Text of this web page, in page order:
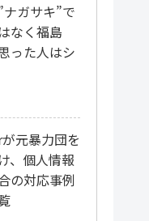
ガサキ”で
なく福島
った人はシ
元暴力団を
、個人情報
の対応事例